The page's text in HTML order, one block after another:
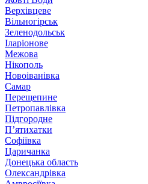
Верхівцеве
Вільногірськ
Зеленодольськ
Іларіонове
Межова
Нікополь
Новоіванівка
Самар
Перещепине
Петропавлівка
Підгородне
П’ятихатки
Софіївка
Царичанка
Донецька область
Олександрівка